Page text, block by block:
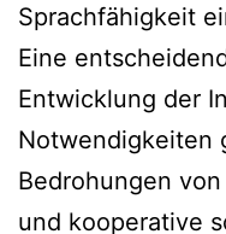
Sprachfähigkeit
Eine
Entwicklung der
Notwendigkeiten
Bedrohungen
und kooperative